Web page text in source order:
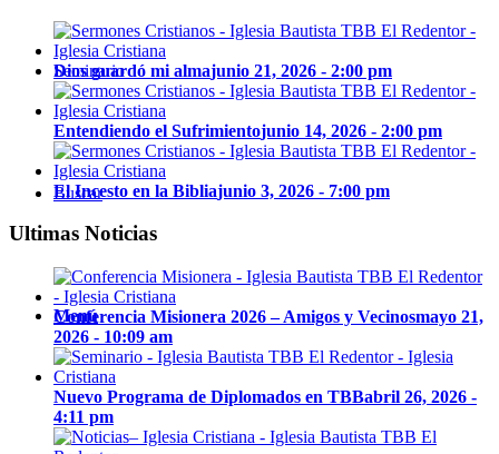
Seminario
Buscar
Menú
Dios guardó mi almajunio 21, 2026 - 2:00 pm
Entendiendo el Sufrimientojunio 14, 2026 - 2:00 pm
El Incesto en la Bibliajunio 3, 2026 - 7:00 pm
Ultimas Noticias
Conferencia Misionera 2026 – Amigos y Vecinosmayo 21,
2026 - 10:09 am
Nuevo Programa de Diplomados en TBBabril 26, 2026 -
4:11 pm